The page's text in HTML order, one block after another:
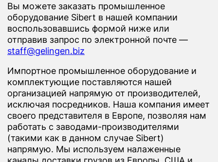
Вы можете заказать промышленное
оборудование Sibert в нашей компании
воспользовавшись формой ниже или
отправив запрос по электронной почте —
staff@gelingen.biz
Импортное промышленное оборудование и
комплектующие поставляются нашей
организацией напрямую от производителей,
исключая посредников. Наша компания имеет
своего представителя в Европе, позволяя нам
работать с заводами-производителями
(такими как в данном случае Sibert)
напрямую. Мы используем налаженные